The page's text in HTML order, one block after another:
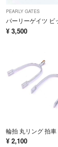
PEARLY GATES
¥ 3,500
¥ 2,100